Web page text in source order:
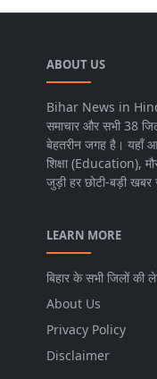
ABOUT US
Bihar News in
समाचार और सभी 38
बेहतरीन जगह है। यहाँ
शिक्षा (Education),
जुड़ी हर छोटी-बड़ी
LEARN MORE
बिहार के सभी जिलों की
About Us
Privacy Policy
Disclaimer